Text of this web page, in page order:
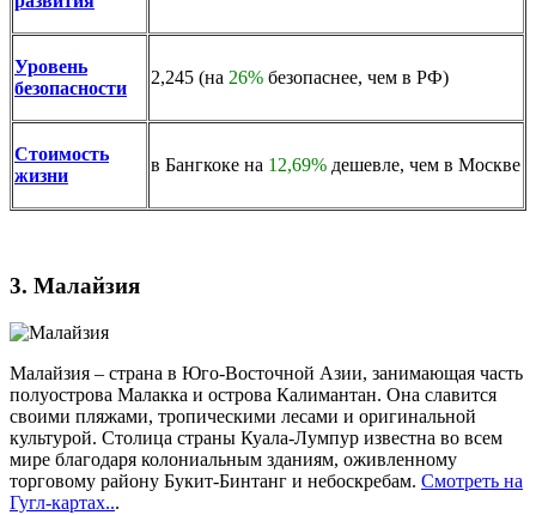
Уровень
безопасности
2,245 (на 26% безопаснее, чем в РФ)
Стоимость
жизни
в Бангкоке на 12,69% дешевле, чем в Москве
3. Малайзия
Малайзия – страна в Юго-Восточной Азии, занимающая часть
полуострова Малакка и острова Калимантан. Она славится
своими пляжами, тропическими лесами и оригинальной
культурой. Столица страны Куала-Лумпур известна во всем
мире благодаря колониальным зданиям, оживленному
торговому району Букит-Бинтанг и небоскребам. Смотреть на
Гугл-картах...